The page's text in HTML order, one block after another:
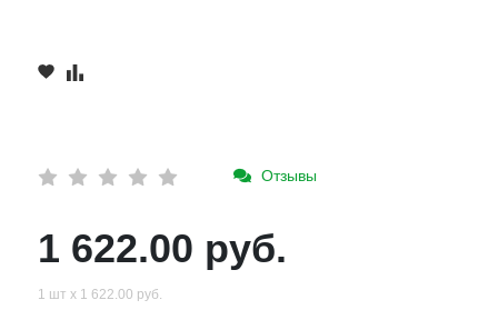
Отзывы
1 622.00 руб.
1 шт х 1 622.00 руб.